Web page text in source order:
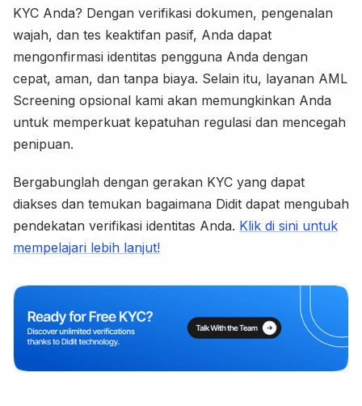
KYC Anda? Dengan verifikasi dokumen, pengenalan
wajah, dan tes keaktifan pasif, Anda dapat
mengonfirmasi identitas pengguna Anda dengan
cepat, aman, dan tanpa biaya. Selain itu, layanan AML
Screening opsional kami akan memungkinkan Anda
untuk memperkuat kepatuhan regulasi dan mencegah
penipuan.
Bergabunglah dengan gerakan KYC yang dapat
diakses dan temukan bagaimana Didit dapat mengubah
pendekatan verifikasi identitas Anda. Klik di sini untuk
mempelajari lebih lanjut!